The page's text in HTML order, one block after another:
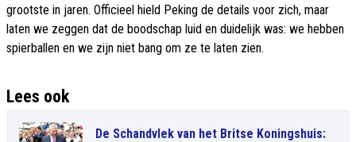
grootste in jaren. Officieel hield Peking de details voor zich, maar
laten we zeggen dat de boodschap luid en duidelijk was: we hebben
spierballen en we zijn niet bang om ze te laten zien.
Lees ook
De Schandvlek van het Britse Koningshuis: